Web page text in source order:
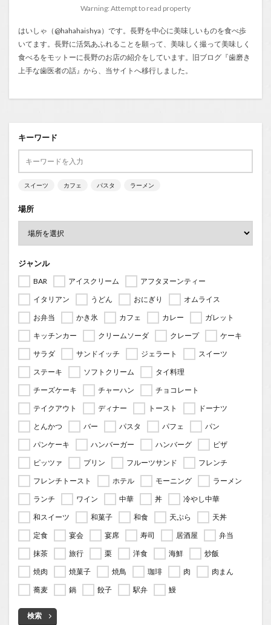
Warning: Attempt to read property
はいしゃ（@hahahaishya）です。長野を中心に美味しいものを食べ歩
いてます。長野に活気あふれることを願って、美味しく撮って美味しく
食べるをモットーに長野のお店の紹介をしています。旧ブログ『歯磨き
上手な歯医者の話 』から、当サイトへ移行しました。
キーワード
スイーツ カフェ パスタ ラーメン
場所
ジャンル
BAR アイスクリーム
アフタヌーンティー
イタリアン
うどん おにぎり
オムライス
お弁当
かき氷 カフェ カレー
ガレット
キッチンカー
クリームソーダ クレープ
ケーキ
サラダ
サンドイッチ ジェラート
スイーツ
ステーキ
ソフトクリーム
タイ料理
チーズケーキ
チャーハン
チョコレート
テイクアウト
ディナー トースト
ドーナツ
とんかつ
バー パスタ パフェ
パン
パンケーキ
ハンバーガー ハンバーグ
ピザ
ピッツァ
プリン フルーツサンド
フレンチ
フレンチトースト
ホテル モーニング
ラーメン
ランチ
ワイン 中華 丼
冷やし中華
和スイーツ
和菓子 和食 天ぷら
天丼
定食
宴会 宴席 寿司 居酒屋
弁当
抹茶
旅行 栗 洋食 海鮮
炒飯
焼肉
焼菓子 焼鳥 珈琲 肉
肉まん
蕎麦
鍋 餃子 駅弁 鰻
検索